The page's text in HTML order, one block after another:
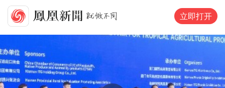
立即打开